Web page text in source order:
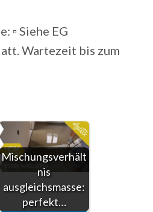
▫ Siehe EG
Wartezeit bis zum
Mischungsverhält
nis
ausgleichsmasse:
perfekt…